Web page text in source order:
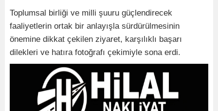
Toplumsal birliği ve milli şuuru güçlendirecek
faaliyetlerin ortak bir anlayışla sürdürülmesinin
önemine dikkat çekilen ziyaret, karşılıklı başarı
dilekleri ve hatıra fotoğrafı çekimiyle sona erdi.